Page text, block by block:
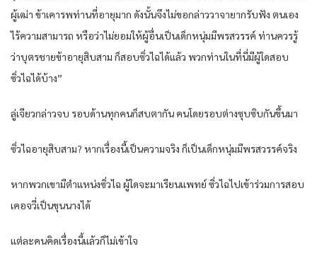
ผู้เฒ่า ข้าเคารพท่านที่อายุมาก ดังนั้นจึงไม่ขอกล่าววาจายากรับฟัง ตนเอง
ไร้ความสามารถ หรือว่าไม่ยอมให้ผู้อื่นเป็นเด็กหนุ่มมีพรสวรรค์ ท่านควรรู้
ว่าบุตรชายข้าอายุสิบสาม ก็สอบซิ่วไฉได้แล้ว พวกท่านในที่นี่มีผู้ใดสอบ
ซิ่วไฉได้บ้าง”
ลู่เจียวกล่าวจบ รอบด้านทุกคนก็สบตากัน คนโดยรอบต่างซุบซิบกันขึ้นมา
ซิ่วไฉอายุสิบสาม? หากเรื่องนี้เป็นความจริง ก็เป็นเด็กหนุ่มมีพรสวรรค์จริง
หากพวกเขามีตำแหน่งซิ่วไฉ ผู้ใดจะมาเรียนแพทย์ ซิ่วไฉไปเข้าร่วมการสอบ
เคอจวี่เป็นขุนนางได้
แต่ละคนคิดเรื่องนี้แล้วก็ไม่เข้าใจ